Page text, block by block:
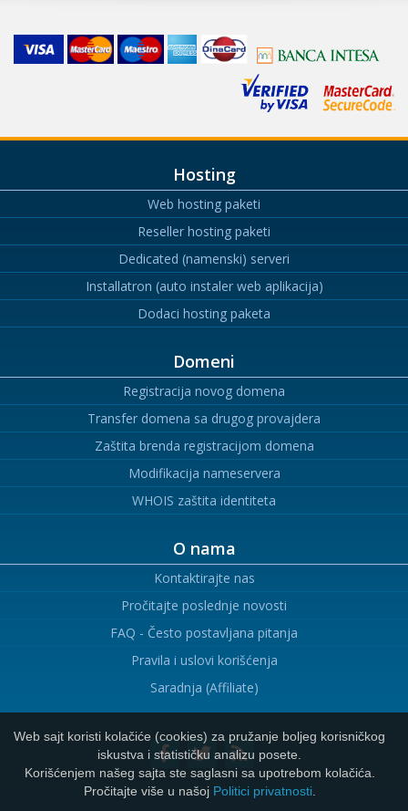
Hosting
Web hosting paketi
Reseller hosting paketi
Dedicated (namenski) serveri
Installatron (auto instaler web aplikacija)
Dodaci hosting paketa
Domeni
Registracija novog domena
Transfer domena sa drugog provajdera
Zaštita brenda registracijom domena
Modifikacija nameservera
WHOIS zaštita identiteta
O nama
Kontaktirajte nas
Pročitajte poslednje novosti
FAQ - Često postavljana pitanja
Pravila i uslovi korišćenja
Saradnja (Affiliate)
Web sajt koristi kolačiće (cookies) za pružanje boljeg korisničkog
iskustva i statističku analizu posete.
Korišćenjem našeg sajta ste saglasni sa upotrebom kolačića.
Pročitajte više u našoj Politici privatnosti.